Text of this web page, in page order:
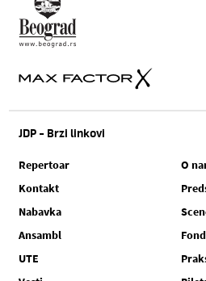
JDP - Brzi linkovi
Repertoar
O
Kontakt
Nabavka
Ansambl
UTE